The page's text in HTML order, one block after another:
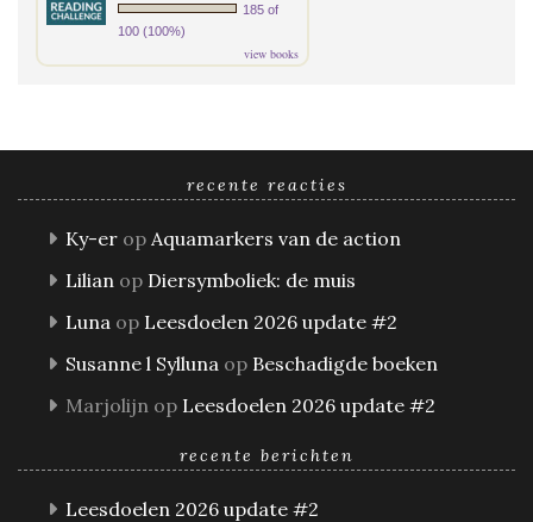
185 of
100 (100%)
view books
recente reacties
Ky-er op Aquamarkers van de action
Lilian op Diersymboliek: de muis
Luna op Leesdoelen 2026 update #2
Susanne l Sylluna op Beschadigde boeken
Marjolijn op Leesdoelen 2026 update #2
recente berichten
Leesdoelen 2026 update #2